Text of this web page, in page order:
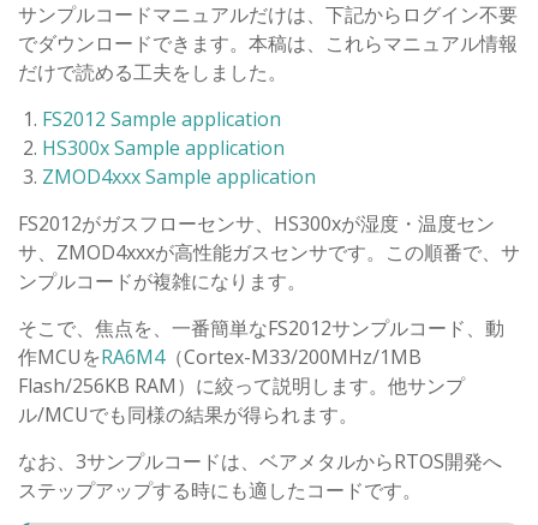
サンプルコードマニュアルだけは、下記からログイン不要
でダウンロードできます。本稿は、これらマニュアル情報
だけで読める工夫をしました。
FS2012 Sample application
HS300x Sample application
ZMOD4xxx Sample application
FS2012がガスフローセンサ、HS300xが湿度・温度セン
サ、ZMOD4xxxが高性能ガスセンサです。この順番で、サ
ンプルコードが複雑になります。
そこで、焦点を、一番簡単なFS2012サンプルコード、動
作MCUをRA6M4（Cortex-M33/200MHz/1MB
Flash/256KB RAM）に絞って説明します。他サンプ
ル/MCUでも同様の結果が得られます。
なお、3サンプルコードは、ベアメタルからRTOS開発へ
ステップアップする時にも適したコードです。